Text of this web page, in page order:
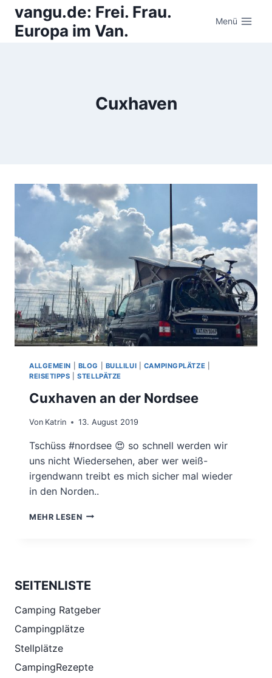
Zum
Inhalt
springen
vangu.de: Frei. Frau.
Europa im Van.
Menü
Cuxhaven
ALLGEMEIN BLOG BULLILUI CAMPINGPLÄTZE
REISETIPPS |STELLPÄTZE
Cuxhaven an der Nordsee
Von Katrin 13. August 2019
Tschüss #nordsee 😍 so schnell werden wir
uns nicht Wiedersehen, aber wer weiß-
irgendwann treibt es mich sicher mal wieder
in den Norden..
MEHR LESENCUXHAVEN
SEITENLISTE
Camping Ratgeber
Campingplätze
Stellplätze
CampingRezepte